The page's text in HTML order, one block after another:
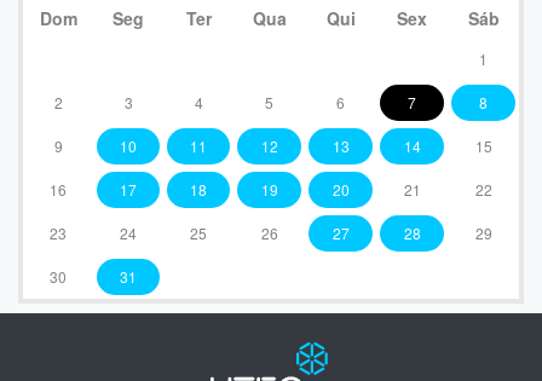
Dom Seg Ter Qua Qui Sex Sáb
1
2 3 4 5 6 7 8
9 10 11 12 13 14 15
16 17 18 19 20 21 22
23 24 25 26 27 28 29
30 31